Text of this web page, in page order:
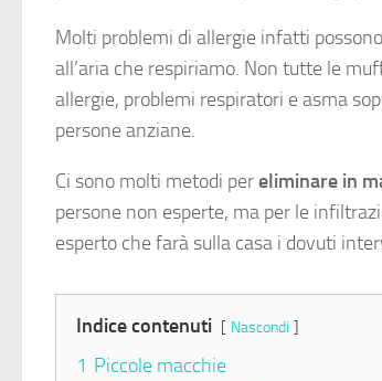
Molti problemi di allergie infatti
all’aria che respiriamo. Non tutte le
allergie, problemi respiratori e asma
persone anziane.
Ci sono molti metodi pereliminare in
persone non esperte, ma per le
esperto che farà sulla casa i dovuti
Indice contenuti Nascondi
1 Piccole macchie